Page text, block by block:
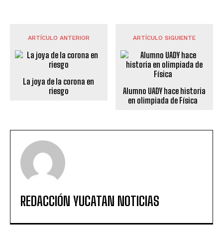
ARTÍCULO ANTERIOR
La joya de la corona en
riesgo
ARTÍCULO SIGUIENTE
Alumno UADY hace historia
en olimpiada de Física
REDACCIÓN YUCATAN NOTICIAS